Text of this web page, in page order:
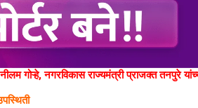
गोऱ्हे, नगरविकास राज्यमंत्री प्राजक्त तनपुरे